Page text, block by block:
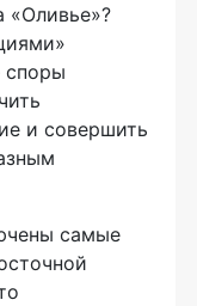
«Оливье»?
споры
и совершить
самые